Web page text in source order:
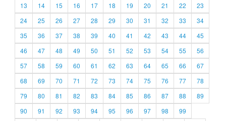
13
14 15 16 17 18 19 20 21 22
23
24
25 26 27 28 29 30 31 32 33
34
35
36 37 38 39 40 41 42 43 44
45
46
47 48 49 50 51 52 53 54 55
56
57
58 59 60 61 62 63 64 65 66
67
68
69 70 71 72 73 74 75 76 77
78
79
80 81 82 83 84 85 86 87 88
89
90
91 92 93 94 95 96 97 98
99